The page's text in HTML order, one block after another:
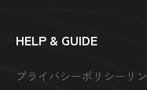
HELP & GUIDE
プライバシーポリシーリン